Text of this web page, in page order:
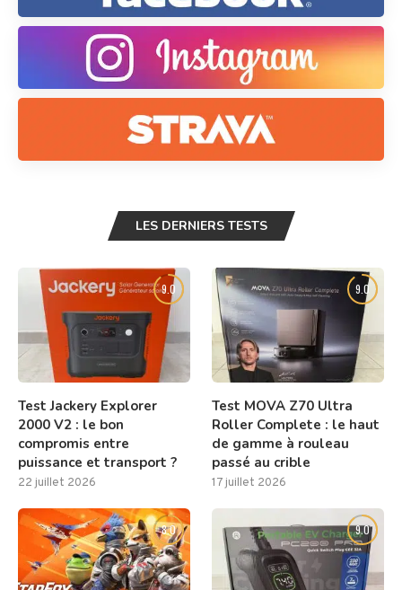
LES DERNIERS TESTS
9.0
Test Jackery Explorer
2000 V2 : le bon
compromis entre
puissance et transport ?
22 juillet 2026
9.0
Test MOVA Z70 Ultra
Roller Complete : le haut
de gamme à rouleau
passé au crible
17 juillet 2026
8.0 9.0